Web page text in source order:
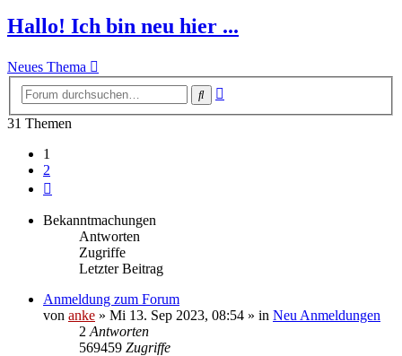
Hallo! Ich bin neu hier ...
Neues Thema
Suche
31 Themen
1
2
Bekanntmachungen
Antworten
Zugriffe
Letzter Beitrag
Anmeldung zum Forum
von anke » Mi 13. Sep 2023, 08:54 » in Neu Anmeldungen
2 Antworten
569459 Zugriffe